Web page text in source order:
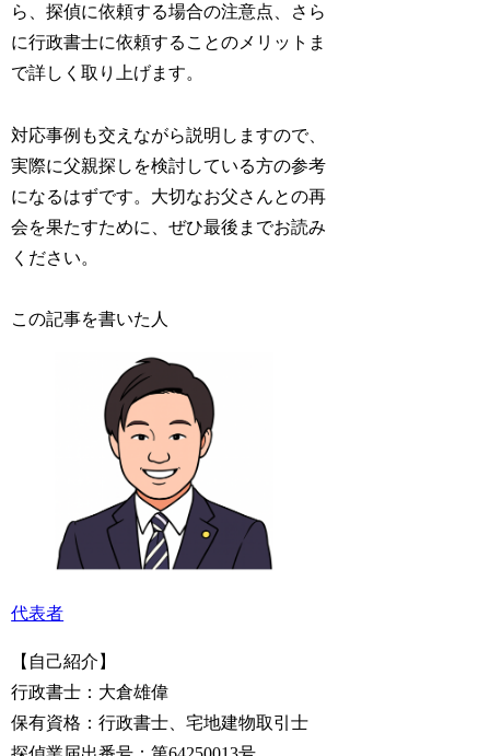
ら、探偵に依頼する場合の注意点、さら
に行政書士に依頼することのメリットま
で詳しく取り上げます。
対応事例も交えながら説明しますので、
実際に父親探しを検討している方の参考
になるはずです。大切なお父さんとの再
会を果たすために、ぜひ最後までお読み
ください。
この記事を書いた人
代表者
【自己紹介】
行政書士：大倉雄偉
保有資格：行政書士、宅地建物取引士